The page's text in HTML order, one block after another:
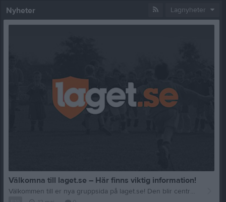
Nyheter Lagnyheter
Välkomna till laget.se – Här finns viktig information!
Välkommen till er nya gruppsida på laget.se! Den blir central i all kommunikation mellan aktiva, ledare, föräldrar och andra intresserade. För att komma igång direkt med en bra kommunikation i och omkring gruppen finns ett antal viktiga punkter för sidans administratör: • Logga in och lägga till alla aktiva och ledare under Medlemmar. • Fylla på kalendern med alla inplanerade aktiviteter. Matcher läggs till via Serier medan träningar och andra aktiviteter läggs till via Aktiviteter. • Skriv nyheter löpande och berätta om verksamheten. I takt med att nya nyheter läggs till kommer den här nyhetstexten att försvinna. Om någon i gruppen har frågor om laget.se är man alltid välkommen att kontakta vår support på support@laget.se eller 019-15 44 00. Varmt välkomna till laget.se!